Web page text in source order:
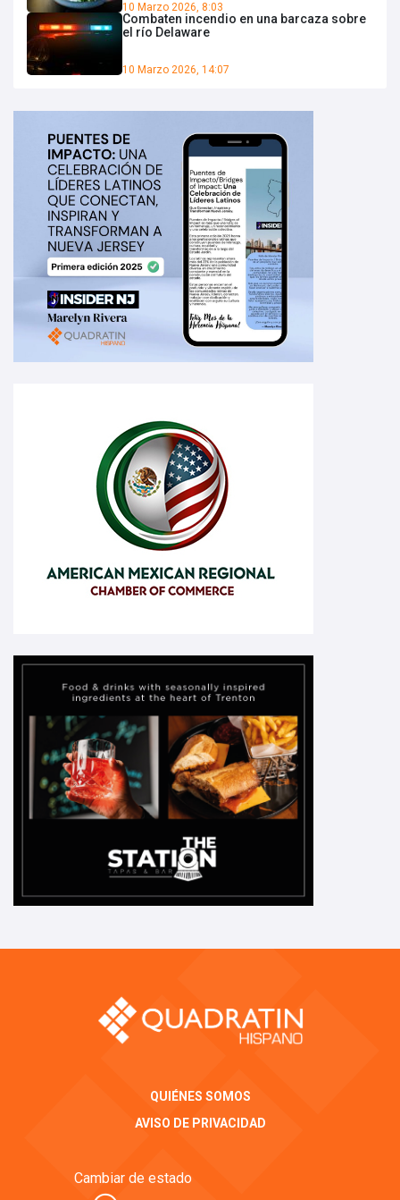
10 Marzo 2026, 8:03
Combaten incendio en una barcaza sobre
el río Delaware
10 Marzo 2026, 14:07
QUIÉNES SOMOS
AVISO DE PRIVACIDAD
Cambiar de estado